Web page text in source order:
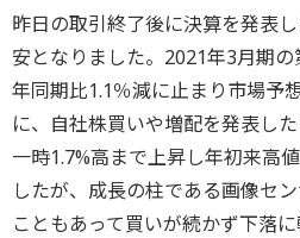
昨日の取引終了後に決算を発表
安となりました。2021年3月期
年同期比1.1％減に止まり市場予
に、自社株買いや増配を発表し
一時1.7%高まで上昇し年初来高
したが、成長の柱である画像セ
こともあって買いが続かず下落